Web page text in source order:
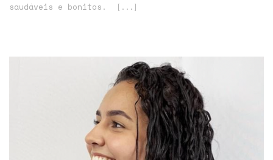
saudáveis e bonitos.
[...]